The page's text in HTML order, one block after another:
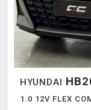
HYUNDAI
1.0 12V FLEX